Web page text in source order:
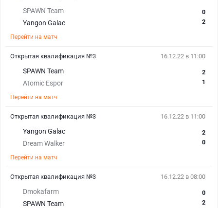
SPAWN Team
Yangon Galac
0
2
Перейти на матч
16.12.22 в 11:00
SPAWN Team
Atomic Espor
2
1
Перейти на матч
Открытая квалификация №3
16.12.22 в 11:00
Yangon Galac
Dream Walker
2
0
Перейти на матч
Открытая квалификация №3
16.12.22 в 08:00
Dmokafarm
SPAWN Team
0
2
Открытая квалификация №3